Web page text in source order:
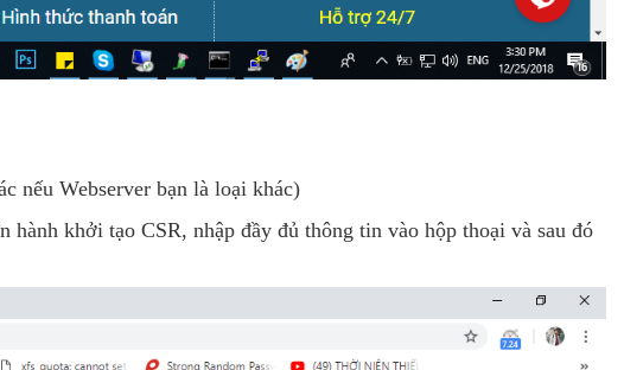
nếu Webserver bạn là loại khác)
hành khởi tạo CSR, nhập đầy đủ thông tin vào hộp thoại và sau đó